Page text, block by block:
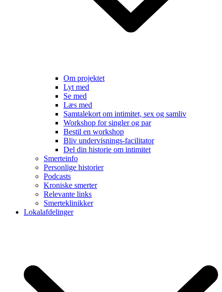
Om projektet
Lyt med
Se med
Læs med
Samtalekort om intimitet, sex og samliv
Workshop for singler og par
Bestil en workshop
Bliv undervisnings-facilitator
Del din historie om intimitet
Smerteinfo
Personlige historier
Podcasts
Kroniske smerter
Relevante links
Smerteklinikker
Lokalafdelinger